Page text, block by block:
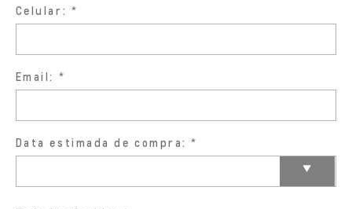
Celular:
Email:
Data estimada de compra: